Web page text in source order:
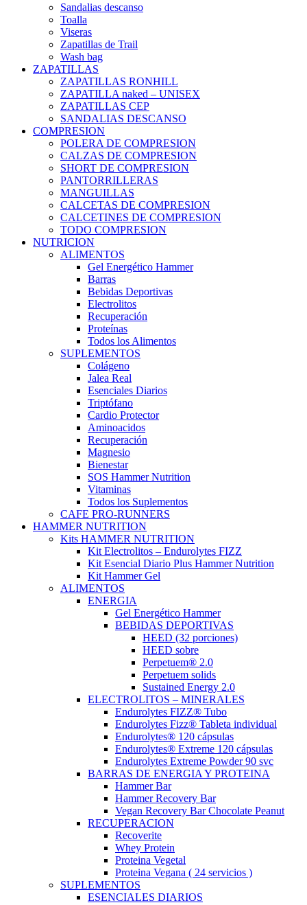
Sandalias descanso
Toalla
Viseras
Zapatillas de Trail
Wash bag
ZAPATILLAS
ZAPATILLAS RONHILL
ZAPATILLA naked – UNISEX
ZAPATILLAS CEP
SANDALIAS DESCANSO
COMPRESION
POLERA DE COMPRESION
CALZAS DE COMPRESION
SHORT DE COMPRESION
PANTORRILLERAS
MANGUILLAS
CALCETAS DE COMPRESION
CALCETINES DE COMPRESION
TODO COMPRESION
NUTRICION
ALIMENTOS
Gel Energético Hammer
Barras
Bebidas Deportivas
Electrolitos
Recuperación
Proteínas
Todos los Alimentos
SUPLEMENTOS
Colágeno
Jalea Real
Esenciales Diarios
Triptófano
Cardio Protector
Aminoacidos
Recuperación
Magnesio
Bienestar
SOS Hammer Nutrition
Vitaminas
Todos los Suplementos
CAFE PRO-RUNNERS
HAMMER NUTRITION
Kits HAMMER NUTRITION
Kit Electrolitos – Endurolytes FIZZ
Kit Esencial Diario Plus Hammer Nutrition
Kit Hammer Gel
ALIMENTOS
ENERGIA
Gel Energético Hammer
BEBIDAS DEPORTIVAS
HEED (32 porciones)
HEED sobre
Perpetuem® 2.0
Perpetuem solids
Sustained Energy 2.0
ELECTROLITOS – MINERALES
Endurolytes FIZZ® Tubo
Endurolytes Fizz® Tableta individual
Endurolytes® 120 cápsulas
Endurolytes® Extreme 120 cápsulas
Endurolytes Extreme Powder 90 svc
BARRAS DE ENERGIA Y PROTEINA
Hammer Bar
Hammer Recovery Bar
Vegan Recovery Bar Chocolate Peanut
RECUPERACION
Recoverite
Whey Protein
Proteina Vegetal
Proteina Vegana ( 24 servicios )
SUPLEMENTOS
ESENCIALES DIARIOS